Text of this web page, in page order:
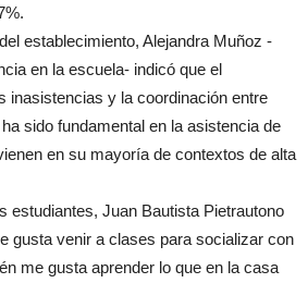
establecimiento, Alejandra Muñoz -
en la escuela- indicó que el
inasistencias y la coordinación entre
sido fundamental en la asistencia de
en su mayoría de contextos de alta
estudiantes, Juan Bautista Pietrautono
gusta venir a clases para socializar con
me gusta aprender lo que en la casa